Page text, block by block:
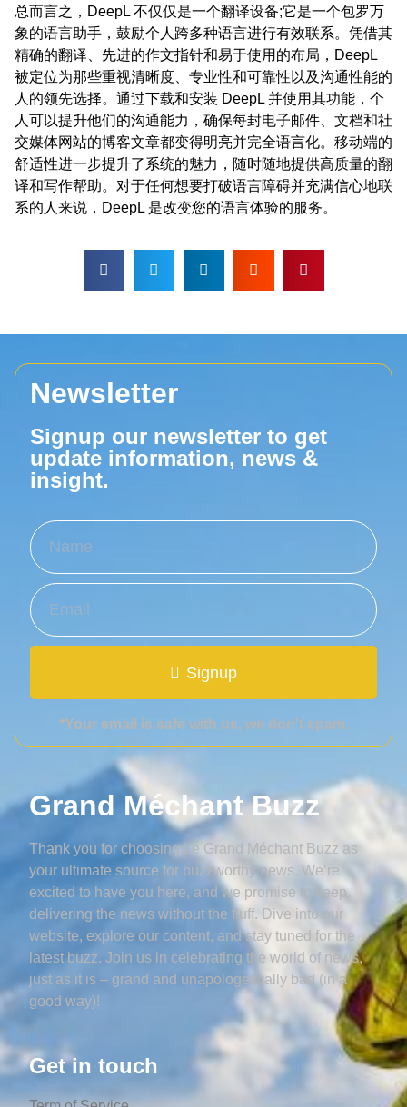
总而言之，DeepL 不仅仅是一个翻译设备;它是一个包罗万
象的语言助手，鼓励个人跨多种语言进行有效联系。凭借其
精确的翻译、先进的作文指针和易于使用的布局，DeepL
被定位为那些重视清晰度、专业性和可靠性以及沟通性能的
人的领先选择。通过下载和安装 DeepL 并使用其功能，个
人可以提升他们的沟通能力，确保每封电子邮件、文档和社
交媒体网站的博客文章都变得明亮并完全语言化。移动端的
舒适性进一步提升了系统的魅力，随时随地提供高质量的翻
译和写作帮助。对于任何想要打破语言障碍并充满信心地联
系的人来说，DeepL 是改变您的语言体验的服务。
Newsletter
Signup our newsletter to get
update information, news &
insight.
Signup
*Your email is safe with us, we don't spam.
Grand Méchant Buzz
Thank you for choosing Le Grand Méchant Buzz as
your ultimate source for buzzworthy news. We’re
excited to have you here, and we promise to keep
delivering the news without the fluff. Dive into our
website, explore our content, and stay tuned for the
latest buzz. Join us in celebrating the world of news,
just as it is – grand and unapologetically bad (in a
good way)!
Get in touch